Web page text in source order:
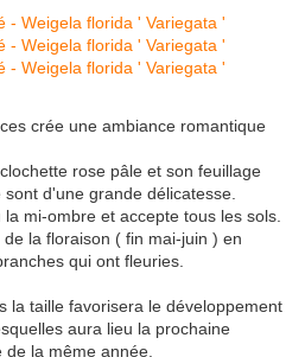
crée une ambiance romantique
rose pâle et son feuillage
d'une grande délicatesse.
mi-ombre et accepte tous les sols.
la floraison ( fin mai-juin ) en
qui ont fleuries.
la taille favorisera le développement
aura lieu la prochaine
la même année.